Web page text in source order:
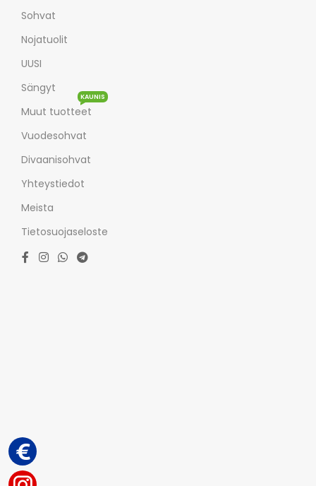
Sohvat
Nojatuolit
UUSI
Sängyt
Muut tuotteet
KAUNIS
Vuodesohvat
Divaanisohvat
Yhteystiedot
Meista
Tietosuojaseloste